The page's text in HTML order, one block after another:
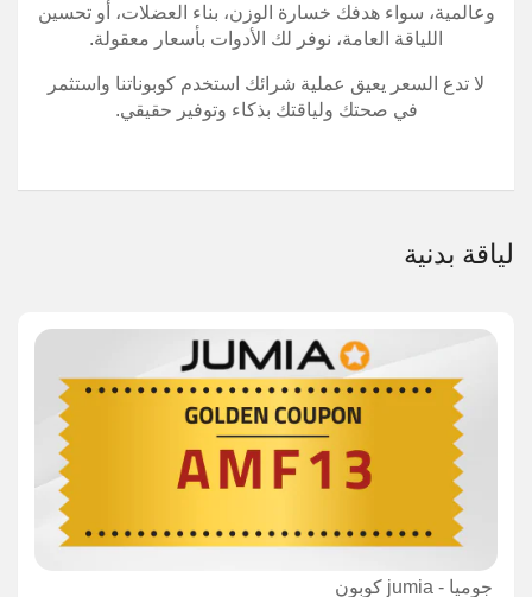
وعالمية، سواء هدفك خسارة الوزن، بناء العضلات، أو تحسين
اللياقة العامة، نوفر لك الأدوات بأسعار معقولة.
لا تدع السعر يعيق عملية شرائك استخدم كوبوناتنا واستثمر
في صحتك ولياقتك بذكاء وتوفير حقيقي.
لياقة بدنية
جوميا - jumia كوبون